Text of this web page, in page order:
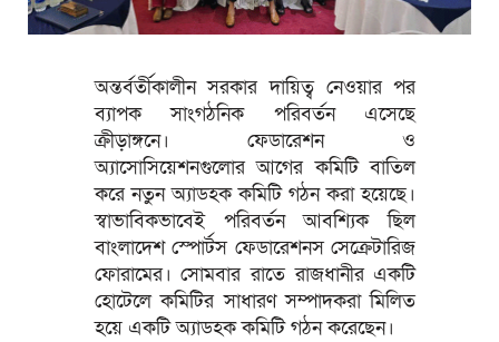
অন্তর্বর্তীকালীন সরকার দায়িত্ব নেওয়ার পর
ব্যাপক সাংগঠনিক পরিবর্তন এসেছে
ক্রীড়াঙ্গনে। ফেডারেশন ও
অ্যাসোসিয়েশনগুলোর আগের কমিটি বাতিল
করে নতুন অ্যাডহক কমিটি গঠন করা হয়েছে।
স্বাভাবিকভাবেই পরিবর্তন আবশ্যিক ছিল
বাংলাদেশ স্পোর্টস ফেডারেশনস সেক্রেটারিজ
ফোরামের। সোমবার রাতে রাজধানীর একটি
হোটেলে কমিটির সাধারণ সম্পাদকরা মিলিত
হয়ে একটি অ্যাডহক কমিটি গঠন করেছেন।